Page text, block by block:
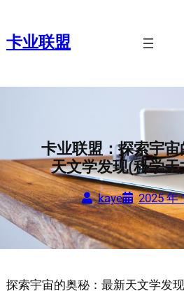
内卡业联盟
卡业联盟：探索宇
天文学发现(科学
kaye 2025 年
探索宇宙的奥秘：最新天文学发现